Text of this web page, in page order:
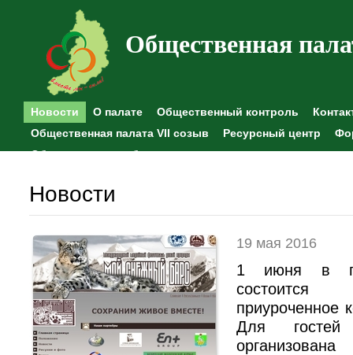
Общественная
Новости О палате Общественный контроль
Общественная палата VII созыв
Ресурсный центр
Общественные наблюдения
Новости
19 мая 2016
1 июня в
приуроченное
Для гостей